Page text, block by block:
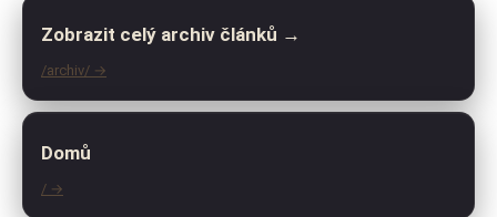
Zobrazit celý archiv článků →
/archiv/ →
Domů
/ →